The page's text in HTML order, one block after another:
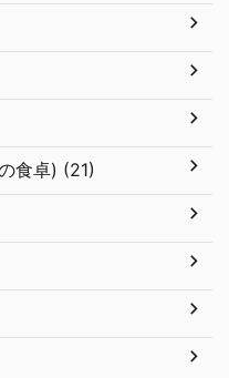
食卓) (21)